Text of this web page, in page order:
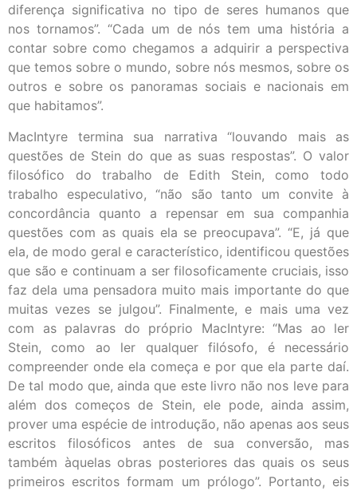
diferença significativa no tipo de seres humanos que
nos tornamos”. “Cada um de nós tem uma história a
contar sobre como chegamos a adquirir a perspectiva
que temos sobre o mundo, sobre nós mesmos, sobre os
outros e sobre os panoramas sociais e nacionais em
que habitamos”.
MacIntyre termina sua narrativa “louvando mais as
questões de Stein do que as suas respostas”. O valor
filosófico do trabalho de Edith Stein, como todo
trabalho especulativo, “não são tanto um convite à
concordância quanto a repensar em sua companhia
questões com as quais ela se preocupava”. “E, já que
ela, de modo geral e característico, identificou questões
que são e continuam a ser filosoficamente cruciais, isso
faz dela uma pensadora muito mais importante do que
muitas vezes se julgou”. Finalmente, e mais uma vez
com as palavras do próprio MacIntyre: “Mas ao ler
Stein, como ao ler qualquer filósofo, é necessário
compreender onde ela começa e por que ela parte daí.
De tal modo que, ainda que este livro não nos leve para
além dos começos de Stein, ele pode, ainda assim,
prover uma espécie de introdução, não apenas aos seus
escritos filosóficos antes de sua conversão, mas
também àquelas obras posteriores das quais os seus
primeiros escritos formam um prólogo”. Portanto, eis